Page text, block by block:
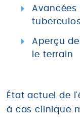
Aperçu
le terrain
État actuel de
à cas clinique